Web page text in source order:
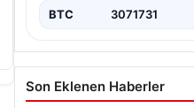
BTC 3071731
Son Eklenen Haberler